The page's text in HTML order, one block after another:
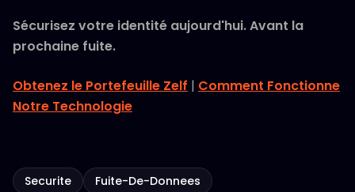
Sécurisez votre identité aujourd'hui. Avant la
prochaine fuite.
Obtenez le Portefeuille Zelf | Comment Fonctionne
Notre Technologie
Securite
Fuite-De-Donnees